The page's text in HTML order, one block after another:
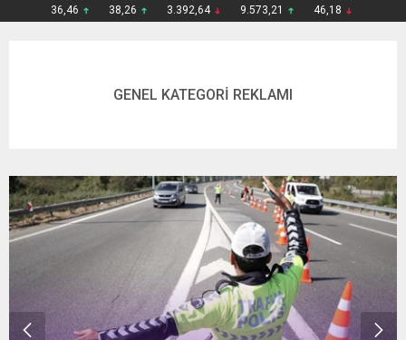
36,46 38,26 3.392,64 9.573,21 46,18
GENEL KATEGORİ REKLAMI